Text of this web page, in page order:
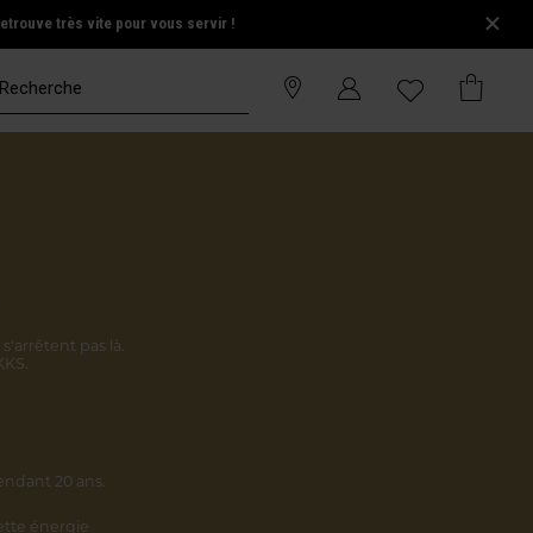
très vite pour vous servir !
pas là.
20 ans.
énergie